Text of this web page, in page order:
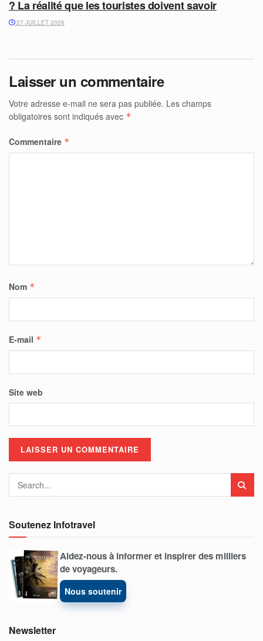
? La réalité que les touristes doivent savoir
27 JUILLET 2026
Laisser un commentaire
Votre adresse e-mail ne sera pas publiée. Les champs
obligatoires sont indiqués avec *
Commentaire *
Nom *
E-mail *
Site web
Soutenez Infotravel
Aidez-nous à informer et inspirer des milliers
de voyageurs.
Nous soutenir
Newsletter